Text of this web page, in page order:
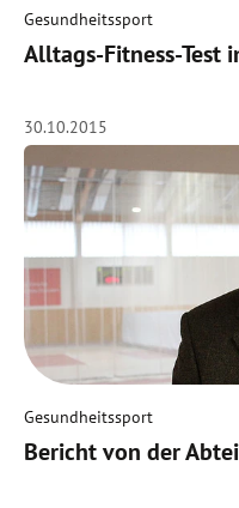
Gesundheitssport
Alltags-Fitness-Test
30.10.2015
Gesundheitssport
Bericht von der